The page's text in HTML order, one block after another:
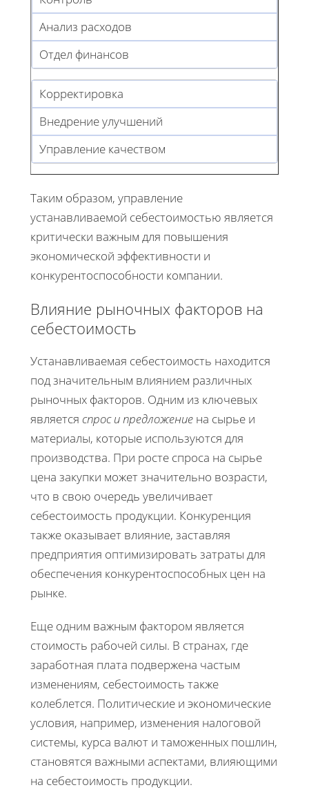
Анализ расходов
Отдел финансов
Корректировка
Внедрение улучшений
Управление качеством
Таким образом, управление
устанавливаемой себестоимостью является
критически важным для повышения
экономической эффективности и
конкурентоспособности компании.
Влияние рыночных факторов на
себестоимость
Устанавливаемая себестоимость находится
под значительным влиянием различных
рыночных факторов. Одним из ключевых
является спрос и предложение на сырье и
материалы, которые используются для
производства. При росте спроса на сырье
цена закупки может значительно возрасти,
что в свою очередь увеличивает
себестоимость продукции. Конкуренция
также оказывает влияние, заставляя
предприятия оптимизировать затраты для
обеспечения конкурентоспособных цен на
рынке.
Еще одним важным фактором является
стоимость рабочей силы. В странах, где
заработная плата подвержена частым
изменениям, себестоимость также
колеблется. Политические и экономические
условия, например, изменения налоговой
системы, курса валют и таможенных пошлин,
становятся важными аспектами, влияющими
на себестоимость продукции.